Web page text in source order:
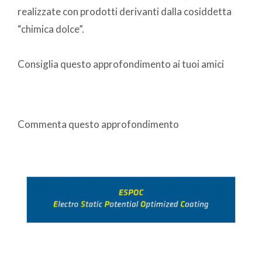
realizzate con prodotti derivanti dalla cosiddetta
“chimica dolce”.
Consiglia questo approfondimento ai tuoi amici
Commenta questo approfondimento